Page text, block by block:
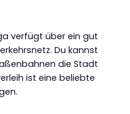
verfügt über ein gut
Du kannst
die Stadt
ist eine beliebte